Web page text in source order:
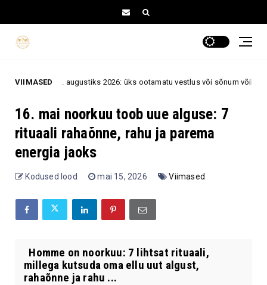
VIIMASED
augustiks 2026: üks ootamatu vestlus või sõnum võib muuta sinu
16. mai noorkuu toob uue alguse: 7
rituaali rahaõnne, rahu ja parema
energia jaoks
Kodused lood mai 15, 2026 Viimased
Homme on noorkuu: 7 lihtsat rituaali,
millega kutsuda oma ellu uut algust,
rahaõnne ja rahu ...